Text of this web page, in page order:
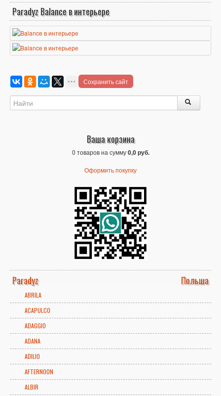
Paradyz Balance в интерьере
Сохранить сайт
Ваша корзина
0 товаров на сумму0,0 руб.
Оформить покупку
Paradyz Польша
ABRILA
ACAPULCO
ADAGGIO
ADANA
ADILIO
AFTERNOON
ALBIR